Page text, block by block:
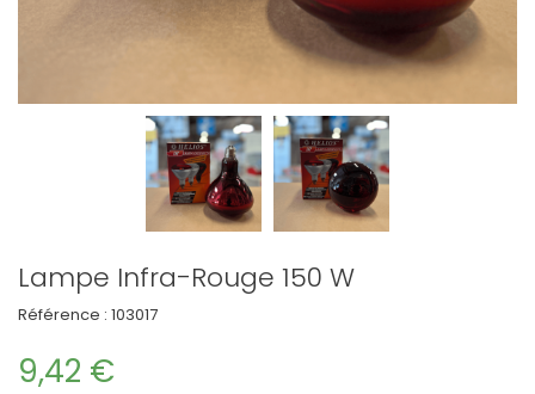
Lampe Infra-Rouge 150 W
Référence : 103017
9,42 €